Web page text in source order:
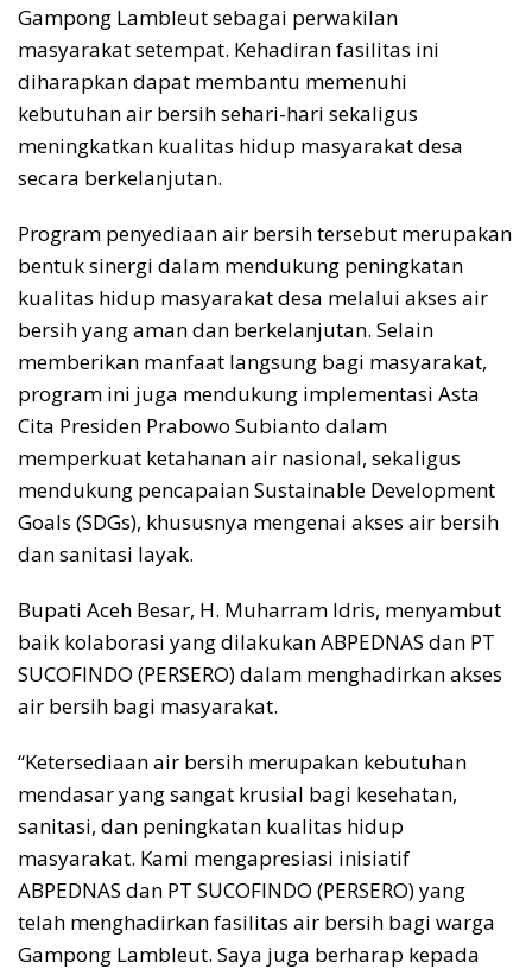
Gampong Lambleut sebagai perwakilan
masyarakat setempat. Kehadiran fasilitas ini
diharapkan dapat membantu memenuhi
kebutuhan air bersih sehari-hari sekaligus
meningkatkan kualitas hidup masyarakat desa
secara berkelanjutan.
Program penyediaan air bersih tersebut merupakan
bentuk sinergi dalam mendukung peningkatan
kualitas hidup masyarakat desa melalui akses air
bersih yang aman dan berkelanjutan. Selain
memberikan manfaat langsung bagi masyarakat,
program ini juga mendukung implementasi Asta
Cita Presiden Prabowo Subianto dalam
memperkuat ketahanan air nasional, sekaligus
mendukung pencapaian Sustainable Development
Goals (SDGs), khususnya mengenai akses air bersih
dan sanitasi layak.
Bupati Aceh Besar, H. Muharram Idris, menyambut
baik kolaborasi yang dilakukan ABPEDNAS dan PT
SUCOFINDO (PERSERO) dalam menghadirkan akses
air bersih bagi masyarakat.
“Ketersediaan air bersih merupakan kebutuhan
mendasar yang sangat krusial bagi kesehatan,
sanitasi, dan peningkatan kualitas hidup
masyarakat. Kami mengapresiasi inisiatif
ABPEDNAS dan PT SUCOFINDO (PERSERO) yang
telah menghadirkan fasilitas air bersih bagi warga
Gampong Lambleut. Saya juga berharap kepada